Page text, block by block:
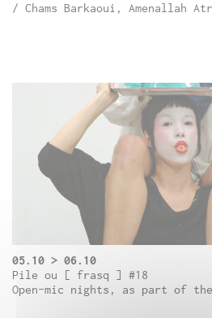
/ Chams Barkaoui, Amenallah
05.10 > 06.10
Pile ou [ frasq ] #18
Open-mic nights, as part of the